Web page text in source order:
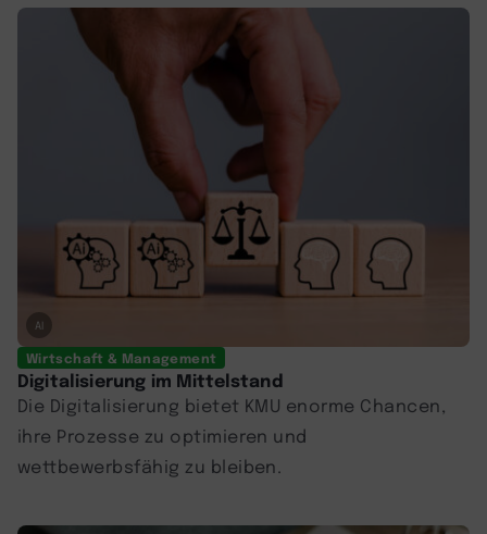
AI
Wirtschaft & Management
Digitalisierung im Mittelstand
Die Digitalisierung bietet KMU enorme Chancen,
ihre Prozesse zu optimieren und
wettbewerbsfähig zu bleiben.